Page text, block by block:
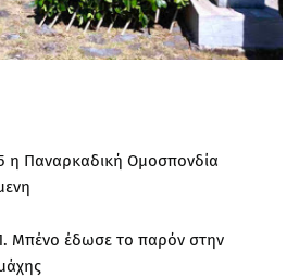
η Παναρκαδική Ομοσπονδία
Μπένο έδωσε το παρόν στην